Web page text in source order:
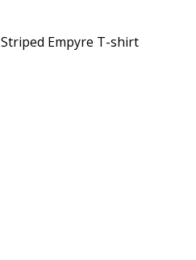
Striped Empyre T-shirt